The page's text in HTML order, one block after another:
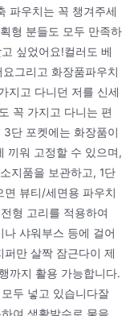
파우치는 꼭 챙겨주세
형 분들도 모두 만족하
싶었어요!컬러도 베
그리고 화장품파우치
지고 다니던 저를 신세
꼭 가지고 다니는 편
단 포켓에는 화장품이
끼워 고정할 수 있으며,
지품을 보관하고, 1단
면 뷰티/세면용 파우치
형 고리를 적용하여
샤워부스 등에 걸어
만 살짝 잠근다이 제
까지 활용 가능합니다.
두 넣고 있습니다잘